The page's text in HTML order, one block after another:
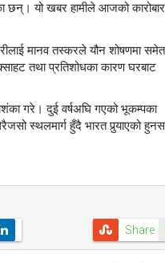
छन्। यो खबर हामीले आजको
मानव तस्करले यौन शोषणमा समेत
तथा प्रतिशोधका कारण घरबाट
गरे। दुई वर्षअघि गएको भूकम्पका
स्थलमार्ग हुँदै भारत पुर्‍याएको
Share